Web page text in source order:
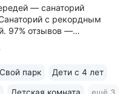
— санаторий
с рекордным
97% отзывов —
и бюветов минеральной
Свой парк Дети с 4 лет